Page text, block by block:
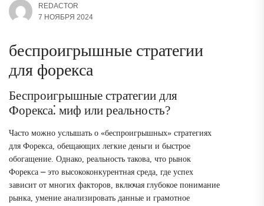
REDACTOR
7 НОЯБРЯ 2024
беспроигрышные стратегии
для форекса
Беспроигрышные стратегии для
Форекса⁚ миф или реальность?
Часто можно услышать о «беспроигрышных» стратегиях
для Форекса, обещающих легкие деньги и быстрое
обогащение. Однако, реальность такова, что рынок
Форекса ⎼ это высококонкурентная среда, где успех
зависит от многих факторов, включая глубокое понимание
рынка, умение анализировать данные и грамотное